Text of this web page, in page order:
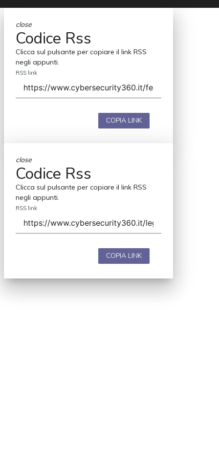
close
Codice Rss
Clicca sul pulsante per copiare il link RSS
negli appunti.
RSS link
COPIA LINK
close
Codice Rss
Clicca sul pulsante per copiare il link RSS
negli appunti.
RSS link
COPIA LINK